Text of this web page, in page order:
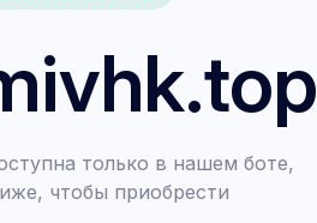
только в нашем боте,
чтобы приобрести